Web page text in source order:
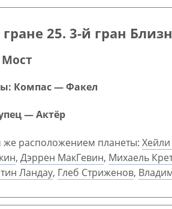
25. 3-й гран
Компас — Факел
— Актёр
же расположением планеты:
, Дэррен МакГевин, Михаель
Ландау, Глеб Стриженов,